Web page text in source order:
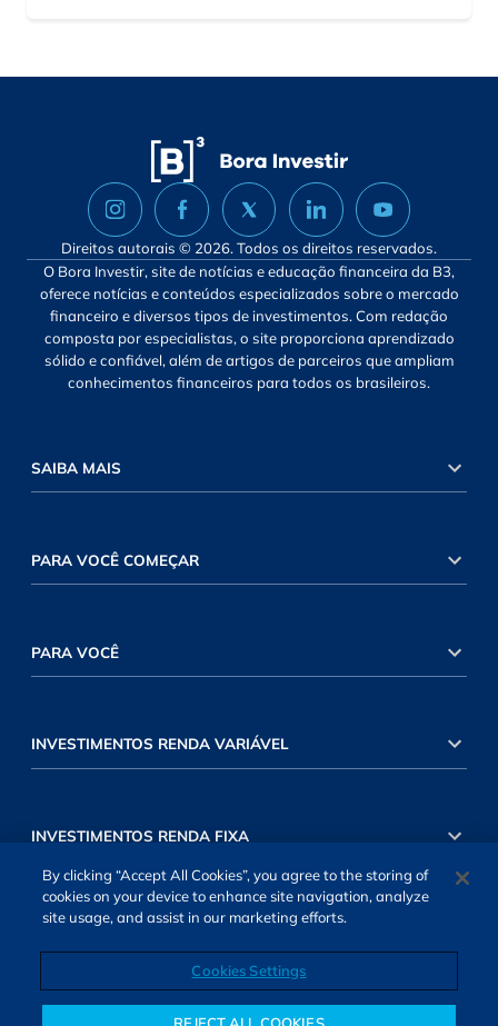
Direitos autorais © 2026. Todos os direitos reservados.
O Bora Investir, site de notícias e educação financeira da B3,
oferece notícias e conteúdos especializados sobre o mercado
financeiro e diversos tipos de investimentos. Com redação
composta por especialistas, o site proporciona aprendizado
sólido e confiável, além de artigos de parceiros que ampliam
conhecimentos financeiros para todos os brasileiros.
SAIBA MAIS
PARA VOCÊ COMEÇAR
PARA VOCÊ
INVESTIMENTOS RENDA VARIÁVEL
INVESTIMENTOS RENDA FIXA
Cookies Settings
By clicking “Accept All Cookies”, you agree to the storing of
cookies on your device to enhance site navigation, analyze
site usage, and assist in our marketing efforts.
Cookies Settings